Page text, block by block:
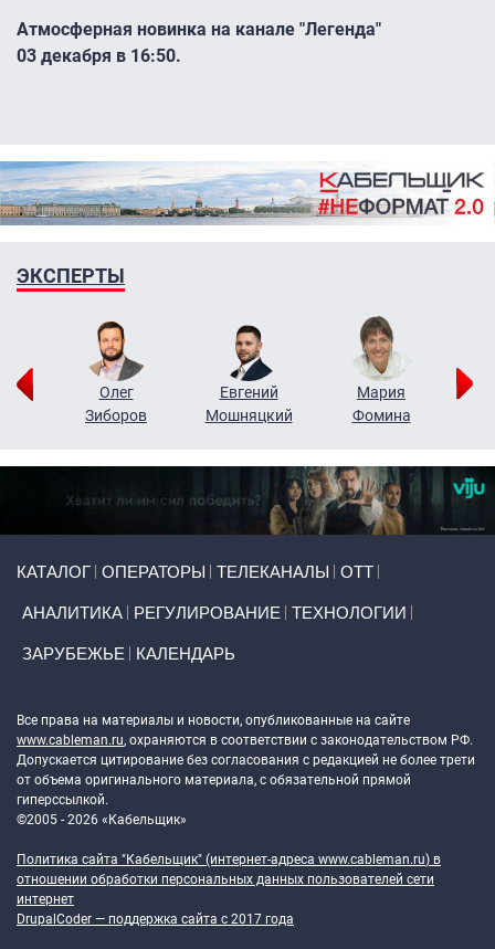
Атмосферная новинка на канале "Легенда"
03 декабря в 16:50.
ЭКСПЕРТЫ
Олег
Зиборов
Евгений
Мошняцкий
Мария
Фомина
КАТАЛОГ ОПЕРАТОРЫ ТЕЛЕКАНАЛЫ ОТТ
АНАЛИТИКА РЕГУЛИРОВАНИЕ ТЕХНОЛОГИИ
ЗАРУБЕЖЬЕ КАЛЕНДАРЬ
Все права на материалы и новости, опубликованные на сайте
www.cableman.ru, охраняются в соответствии с законодательством РФ.
Допускается цитирование без согласования с редакцией не более трети
от объема оригинального материала, с обязательной прямой
гиперссылкой.
©2005 - 2026 «Кабельщик»
Политика сайта "Кабельщик" (интернет-адреса www.cableman.ru) в
отношении обработки персональных данных пользователей сети
интернет
DrupalCoder — поддержка сайта c 2017 года